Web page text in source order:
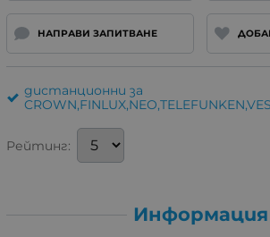
НАПРАВИ ЗАПИТВАНЕ
дистанционни за
Рейтинг:
Информация